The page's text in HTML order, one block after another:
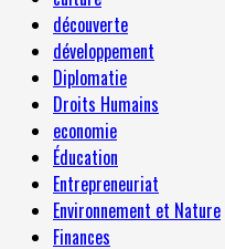
découverte
développement
Diplomatie
Droits Humains
economie
Éducation
Entrepreneuriat
Environnement et Nature
Finances